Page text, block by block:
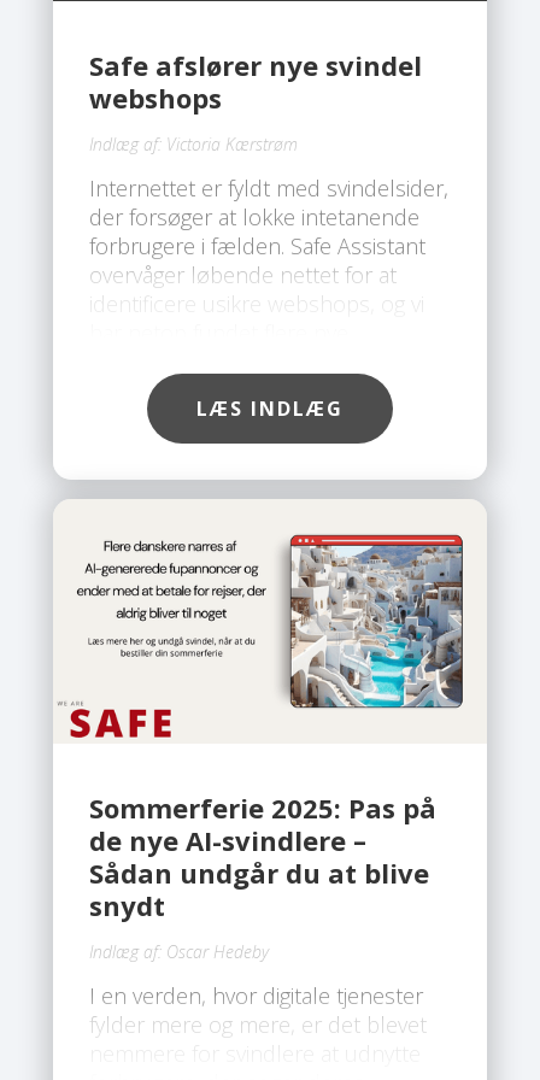
Safe afslører nye svindel
webshops
Indlæg af: Victoria Kærstrøm
Internettet er fyldt med svindelsider,
der forsøger at lokke intetanende
forbrugere i fælden. Safe Assistant
overvåger løbende nettet for at
identificere usikre webshops, og vi
LÆS INDLÆG
Sommerferie 2025: Pas på
de nye AI-svindlere –
Sådan undgår du at blive
snydt
Indlæg af: Oscar Hedeby
I en verden, hvor digitale tjenester
fylder mere og mere, er det blevet